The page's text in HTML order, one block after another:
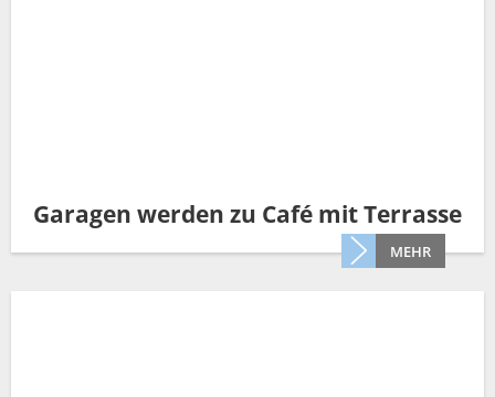
Garagen werden zu Café mit Terrasse
MEHR